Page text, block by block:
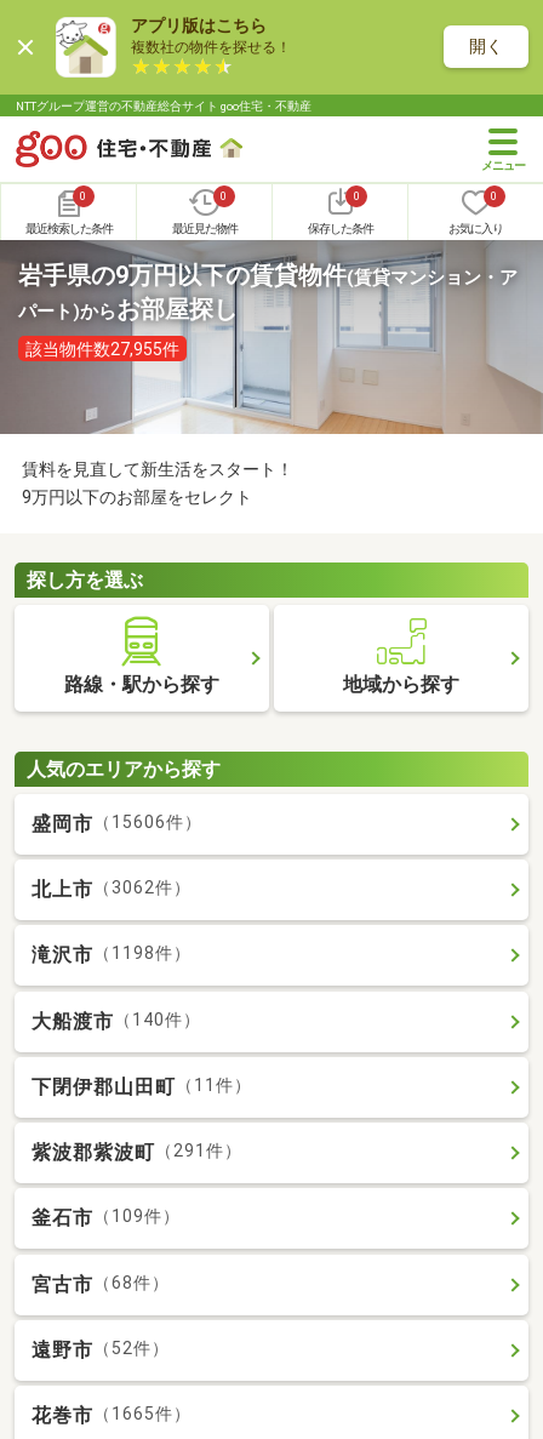
アプリ版はこちら
複数社の物件を探せる！ 開く
NTTグループ運営の不動産総合サイト goo住宅・不動産
0
最近検索した条件
0
最近見た物件
0
保存した条件
0
お気に入り
岩手県の9万円以下の賃貸物件(賃貸マンション・ア
パート)からお部屋探し
該当物件数27,955件
賃料を見直して新生活をスタート！
9万円以下のお部屋をセレクト
探し方を選ぶ
路線・駅から探す 地域から探す
人気のエリアから探す
盛岡市 （15606件）
北上市 （3062件）
滝沢市 （1198件）
大船渡市 （140件）
下閉伊郡山田町 （11件）
紫波郡紫波町 （291件）
釜石市 （109件）
宮古市 （68件）
遠野市 （52件）
花巻市 （1665件）